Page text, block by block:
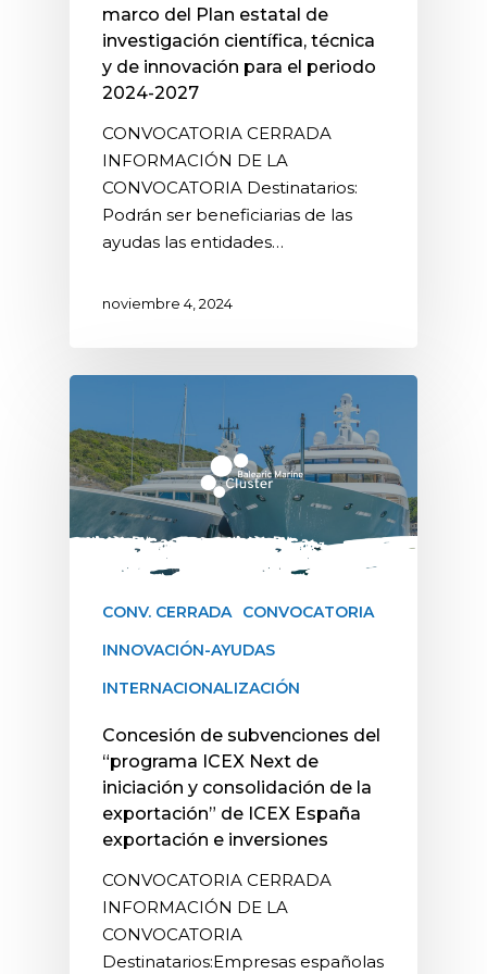
marco del Plan estatal de
investigación científica, técnica
y de innovación para el periodo
2024-2027
CONVOCATORIA CERRADA
INFORMACIÓN DE LA
CONVOCATORIA Destinatarios:
Podrán ser beneficiarias de las
ayudas las entidades…
noviembre 4, 2024
CONV. CERRADA
CONVOCATORIA
INNOVACIÓN-AYUDAS
INTERNACIONALIZACIÓN
Concesión de subvenciones del
“programa ICEX Next de
iniciación y consolidación de la
exportación” de ICEX España
exportación e inversiones
CONVOCATORIA CERRADA
INFORMACIÓN DE LA
CONVOCATORIA
Destinatarios:Empresas españolas